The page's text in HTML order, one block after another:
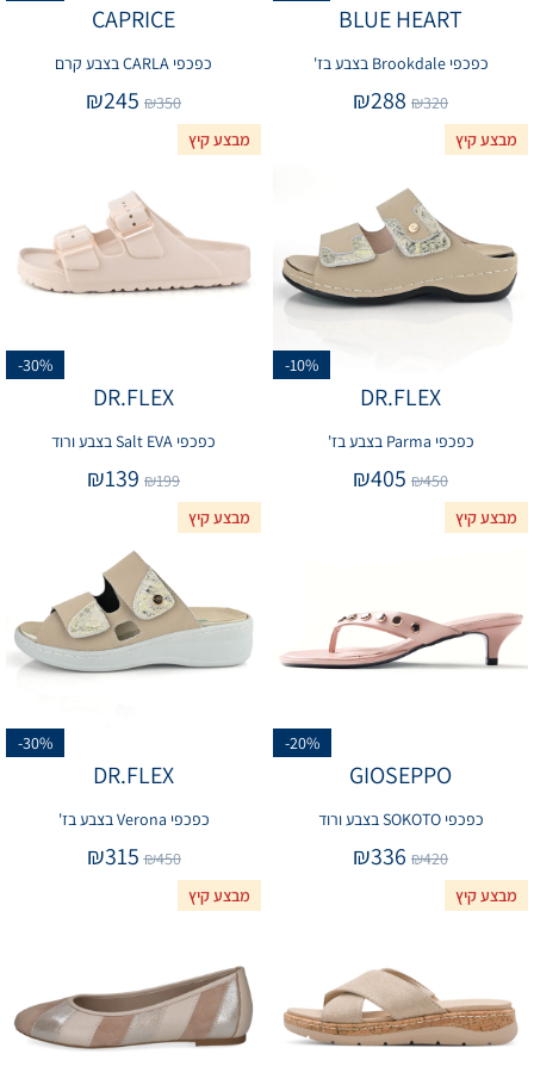
BLUE HEART
כפכפי Brookdale בצבע בז'
₪320
₪288
CAPRICE
כפכפי CARLA בצבע קרם
₪350
₪245
מבצע קיץ
-10%
DR.FLEX
כפכפי Parma בצבע בז'
₪450
₪405
מבצע קיץ
-30%
DR.FLEX
כפכפי Salt EVA בצבע ורוד
₪199
₪139
מבצע קיץ
-20%
GIOSEPPO
כפכפי SOKOTO בצבע ורוד
₪420
₪336
מבצע קיץ
-30%
DR.FLEX
כפכפי Verona בצבע בז'
₪450
₪315
מבצע קיץ מבצע קיץ